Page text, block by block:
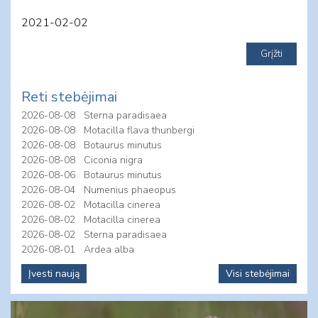
2021-02-02
Reti stebėjimai
2026-08-08
Sterna paradisaea
2026-08-08
Motacilla flava thunbergi
2026-08-08
Botaurus minutus
2026-08-08
Ciconia nigra
2026-08-06
Botaurus minutus
2026-08-04
Numenius phaeopus
2026-08-02
Motacilla cinerea
2026-08-02
Motacilla cinerea
2026-08-02
Sterna paradisaea
2026-08-01
Ardea alba
Įvesti naują
Visi stebėjimai